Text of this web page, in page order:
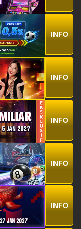
INFO
INFO
INFO
INFO
INFO